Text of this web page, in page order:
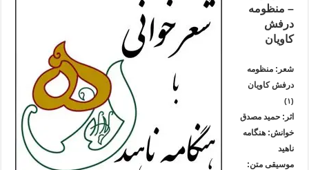
– منظومه
درفش
کاویان
شعر: منظومه
درفش کاویان
(۱)
اثر: حمید مصدق
خوانش: هنگامه
ناهید
موسیقی متن: